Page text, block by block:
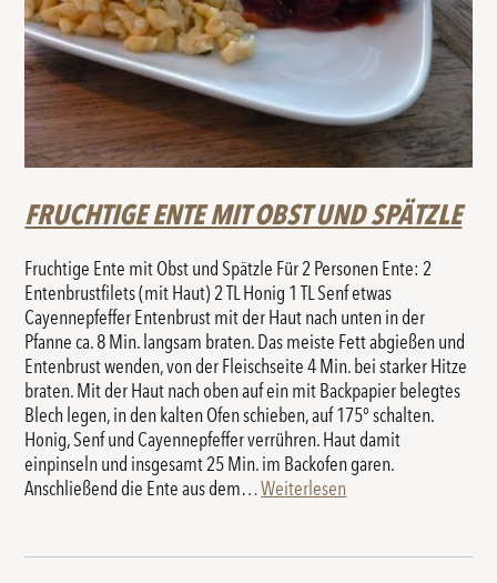
FRUCHTIGE ENTE MIT OBST UND SPÄTZLE
Fruchtige Ente mit Obst und Spätzle Für 2 Personen Ente: 2
Entenbrustfilets (mit Haut) 2 TL Honig 1 TL Senf etwas
Cayennepfeffer Entenbrust mit der Haut nach unten in der
Pfanne ca. 8 Min. langsam braten. Das meiste Fett abgießen und
Entenbrust wenden, von der Fleischseite 4 Min. bei starker Hitze
braten. Mit der Haut nach oben auf ein mit Backpapier belegtes
Blech legen, in den kalten Ofen schieben, auf 175° schalten.
Honig, Senf und Cayennepfeffer verrühren. Haut damit
einpinseln und insgesamt 25 Min. im Backofen garen.
Anschließend die Ente aus dem…Weiterlesen